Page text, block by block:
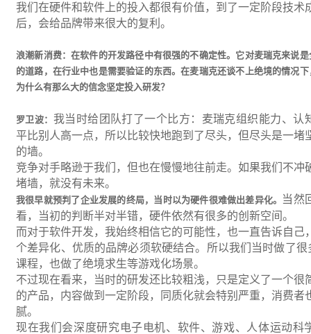
我们在硬件和软件上的投入都很有价值，到了一定阶段技术
后，会给品牌带来很大的复利。
浪潮新消费：在软件的开发路径中有很强的不确定性。它对麦瑞克来说是
的道路，在行业中也是需要验证的东西。在麦瑞克还谈不上绝境的情况下
为什么有那么大的信念坚定投入研发？
罗卫波： 我当时给团队打了一个比方：麦瑞克组织能力、认
平比别人高一点，所以比较快地跑到了尽头，但尽头是一堵
的墙。
竞争对手略逊于我们，但也在慢慢地往前走。如果我们不冲
堵墙，就没有未来。
我很早就预判了企业发展的终局，当时以为硬件很难做出差异化。
当然
看，当初的判断半对半错，硬件依然有很多的创新空间。
而对于软件开发，我始终相信它的可能性，也一直告诉自己
个差异化、优质的品牌必须软硬结合。所以我们当时做了很
课程，也做了绝境求生等游戏化场景。
不过现在看来，当时的研发还比较粗浅，只是定义了一个很
的产品，内容做到一定阶段，同质化就会特别严重，消费者
腻。
现在我们会深度研究电子电机、软件、游戏、人体运动科